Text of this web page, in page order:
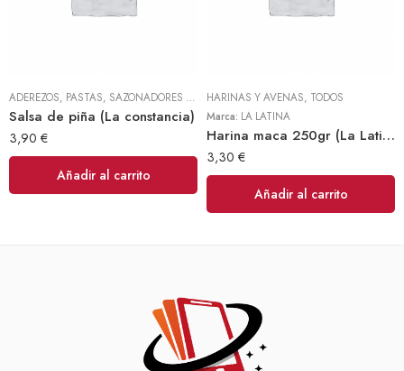
ADEREZOS, PASTAS, SAZONADORES Y CONDIMENTOS ,TODOS
Salsa de piña (La constancia)
3,90 €
Añadir al carrito
HARINAS Y AVENAS, TODOS
Marca: LA LATINA
Harina maca 250gr (La Latina)
3,30 €
Añadir al carrito